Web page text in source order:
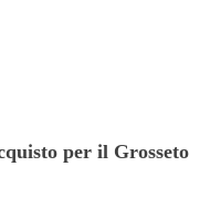
per il Grosseto